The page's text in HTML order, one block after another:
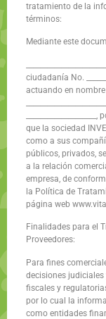
tratamiento de la
términos:
Mediante este
ciudadanía No.
actuando en
que la sociedad
como a sus
públicos, privados,
a la relación
empresa, de
la Política de
página web
Finalidades para el
Proveedores:
Para fines
decisiones
fiscales y
por lo cual la
como entidades